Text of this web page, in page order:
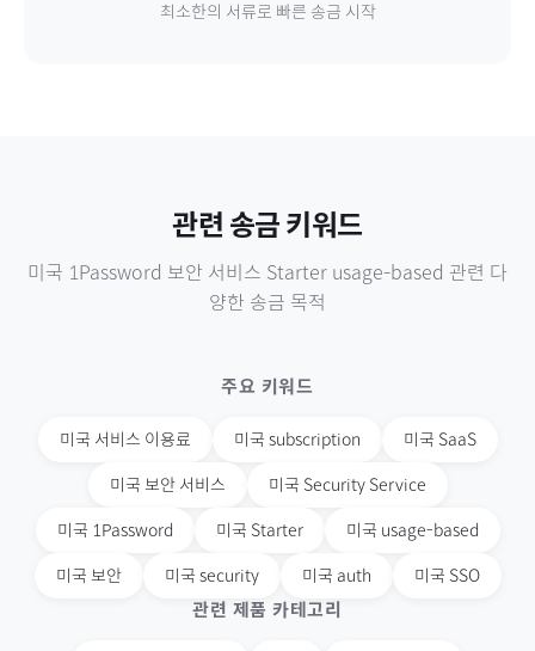
최소한의 서류로 빠른 송금 시작
관련 송금 키워드
미국 1Password 보안 서비스 Starter usage-based 관련 다
양한 송금 목적
주요 키워드
미국 서비스 이용료 미국 subscription 미국 SaaS
미국 보안 서비스 미국 Security Service
미국 1Password 미국 Starter 미국 usage-based
미국 보안 미국 security 미국 auth 미국 SSO
관련 제품 카테고리